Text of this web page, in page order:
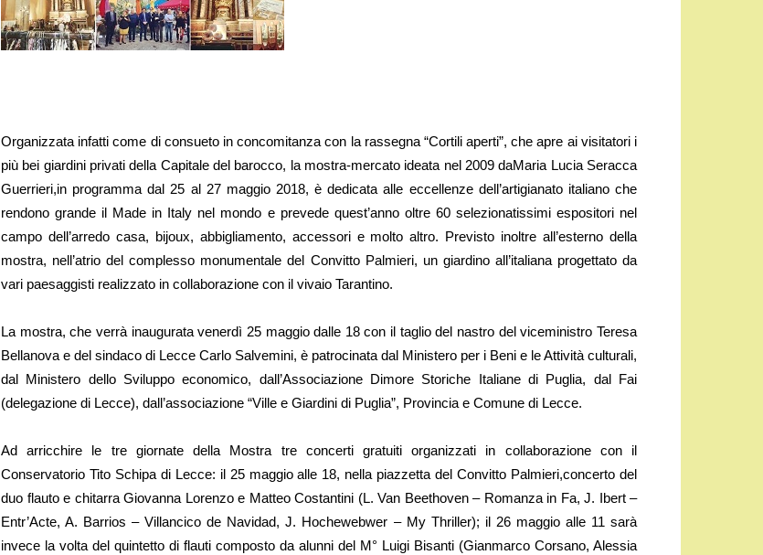
Organizzata infatti come di consueto in concomitanza con la rassegna “Cortili aperti”, che apre ai visitatori i
più bei giardini privati della Capitale del barocco, la mostra-mercato ideata nel 2009 daMaria Lucia Seracca
Guerrieri,in programma dal 25 al 27 maggio 2018, è dedicata alle eccellenze dell’artigianato italiano che
rendono grande il Made in Italy nel mondo e prevede quest’anno oltre 60 selezionatissimi espositori nel
campo dell’arredo casa, bijoux, abbigliamento, accessori e molto altro. Previsto inoltre all’esterno della
mostra, nell’atrio del complesso monumentale del Convitto Palmieri, un giardino all’italiana progettato da
vari paesaggisti realizzato in collaborazione con il vivaio Tarantino.
La mostra, che verrà inaugurata venerdì 25 maggio dalle 18 con il taglio del nastro del viceministro Teresa
Bellanova e del sindaco di Lecce Carlo Salvemini, è patrocinata dal Ministero per i Beni e le Attività culturali,
dal Ministero dello Sviluppo economico, dall’Associazione Dimore Storiche Italiane di Puglia, dal Fai
(delegazione di Lecce), dall’associazione “Ville e Giardini di Puglia”, Provincia e Comune di Lecce.
Ad arricchire le tre giornate della Mostra tre concerti gratuiti organizzati in collaborazione con il
Conservatorio Tito Schipa di Lecce: il 25 maggio alle 18, nella piazzetta del Convitto Palmieri,concerto del
duo flauto e chitarra Giovanna Lorenzo e Matteo Costantini (L. Van Beethoven – Romanza in Fa, J. Ibert –
Entr’Acte, A. Barrios – Villancico de Navidad, J. Hochewebwer – My Thriller); il 26 maggio alle 11 sarà
invece la volta del quintetto di flauti composto da alunni del M° Luigi Bisanti (Gianmarco Corsano, Alessia